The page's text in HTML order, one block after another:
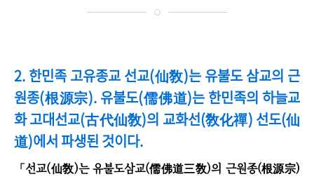
2. 한민족 고유종교 선교(仙敎)는 유불도 삼교의 근
원종(根源宗). 유불도(儒佛道)는 한민족의 하늘교
화 고대선교(古代仙敎)의 교화선(敎化禪) 선도(仙
道)에서 파생된 것이다.
「선교(仙敎)는 유불도삼교(儒佛道三敎)의 근원종(根源宗)